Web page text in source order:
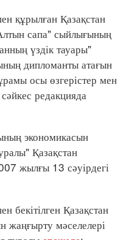
құрылған Қазақстан
сапа" сыйлығының
үздік тауары"
дипломанты атағын
осы өзгерістер мен
сәйкес редакцияда
экономикасын
Қазақстан
жылғы 13 сәуірдегі
Қазақстан
жаңғырту мәселелері